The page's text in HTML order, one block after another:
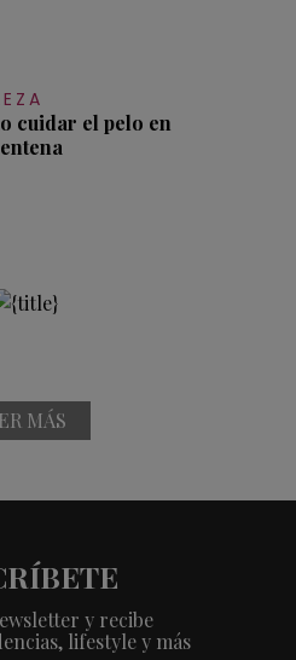
cuidar el pelo en
MÁS
y recibe
lifestyle y más